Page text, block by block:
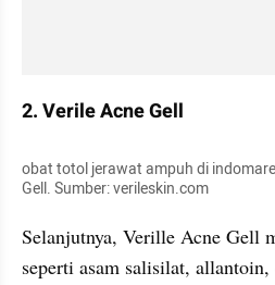
2. Verile Acne Gell
obat totol jerawat ampuh di
Gell. Sumber: verileskin.com
Selanjutnya, Verille Acne Gell
seperti asam salisilat,